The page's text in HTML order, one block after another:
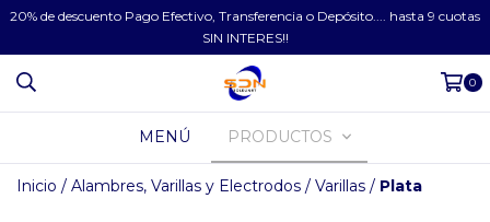
20% de descuento Pago Efectivo, Transferencia o Depósito.... hasta 9 cuotas
SIN INTERES!!
0
MENÚ PRODUCTOS
Inicio / Alambres, Varillas y Electrodos / Varillas / Plata